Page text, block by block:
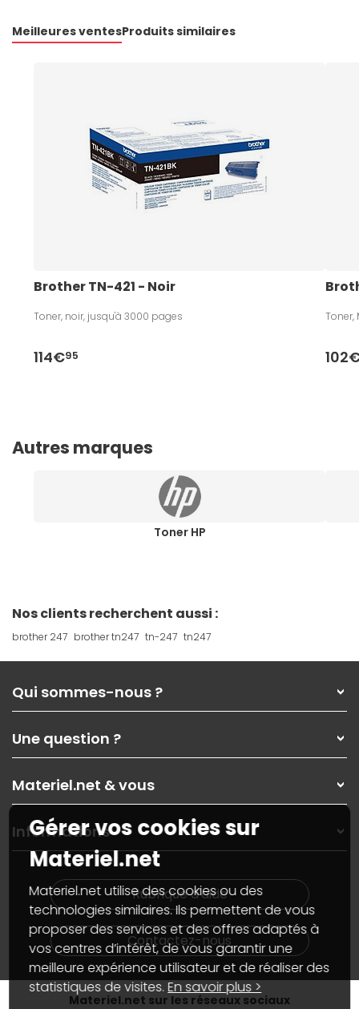
Meilleures ventesProduits similaires
Brother TN-421 - Noir
Toner, noir, jusqu'à 3000 pages
114€95
Toner,
Autres marques
Toner HP
Nos clients recherchent aussi :
brother 247 brother tn247 tn-247 tn247
Qui sommes-nous ?
Nos services
Les magasins Materiel.net
Nos solutions pour les pros
Contactez-nous
Une question ?
Paiement, livraison
Garanties,Pack Zen
SAV, demander un retour
Informations
Guides d'achats et tutoriels
Materiel.net & vous
On répare votre PC portable
On rachète votre carte graphique
PC sur mesure : Votre RDV personnalisé
Notre démarche écologique
Materiel.net recrute
Notre programme d'affiliation
Partenariat & Sponsoring
Informations
Plan du site
Nos marques
Conditions générales de vente
Marketplace
Informations légales
Données personnellesetcookies
Gérer vos cookies
Accessibilité : non conforme
Rubrique d'aide
Contactez-nous
Materiel.net sur les réseaux sociaux
Gérer vos cookies sur
Materiel.net
Materiel.net utilise des cookies ou des
technologies similaires. Ils permettent de vous
proposer des services et des offres adaptés à
vos centres d’intérêt, de vous garantir une
meilleure expérience utilisateur et de réaliser des
statistiques de visites.En savoir plus >